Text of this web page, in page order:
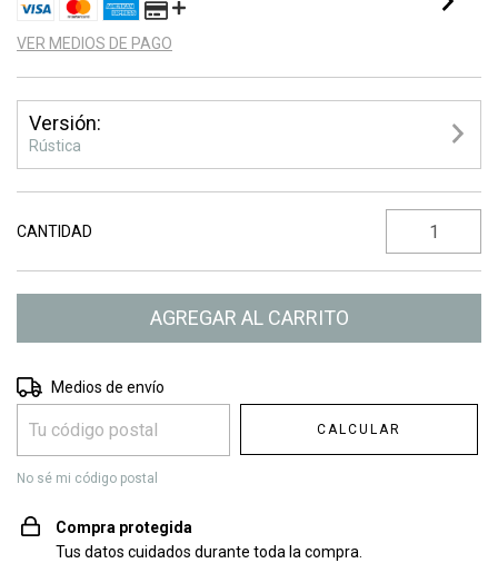
VER MEDIOS DE PAGO
Versión:
Rústica
CANTIDAD
Entregas para el CP:
Medios de envío
CALCULAR
No sé mi código postal
Compra protegida
Tus datos cuidados durante toda la compra.